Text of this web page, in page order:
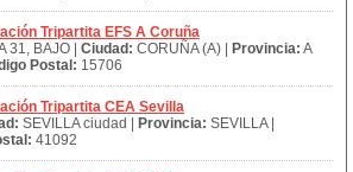
Tripartita EFS A Coruña
31, BAJO | Ciudad: CORUÑA (A) | Provincia: A
Postal: 15706
Tripartita CEA Sevilla
SEVILLA ciudad | Provincia: SEVILLA |
41092